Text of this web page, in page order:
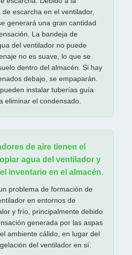
escarcha en el ventilador,
generará una gran cantidad
La bandeja de
del ventilador no puede
no es suave, lo que se
dentro del almacén. Si hay
debajo, se empaparán.
instalar tuberías guía
eliminar el condensado.
de aire tienen el
agua del ventilador y
inventario en el almacén.
problema de formación de
en entornos de
y frío, principalmente debido
generada por las aspas
ambiente cálido, en lugar del
del ventilador en sí.